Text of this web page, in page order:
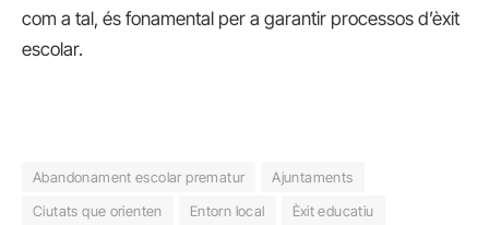
com a tal, és fonamental per a garantir processos d’èxit
escolar.
Abandonament escolar prematur
Ajuntaments
Ciutats que orienten
Entorn local
Èxit educatiu